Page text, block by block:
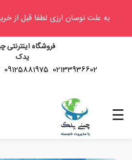
به علت نوسان ارزی لطفا قبل از
فروشگاه اینترنتی
یدک
02133936602
09125881975
وینگل
سی
کاپرا
☰